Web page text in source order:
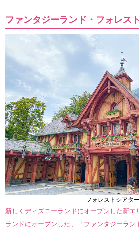
ファンタジーランド・フォレス
フォレストシアター
新しくディズニーランドにオープンした新エ
ランドにオープンした、「ファンタジーラン